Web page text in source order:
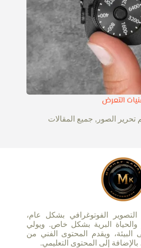
التعرض
تحرير الصور , جميع المقالات
الفوتوغرافي بشكل عام،
والحياة البرية بشكل خاص. ويولي
البيئة، ويقدم المحتوى الفني من
إلى المحتوى التعليمي.